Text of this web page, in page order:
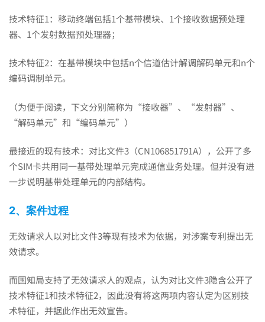
认
定
为
“隐
含
公
开”
了，
技术特征1：移动终端包括1个基带模块、1个接收数据预处理
器、1个发射数据预处理器；
技术特征2：在基带模块中包括n个信道估计解调解码单元和n个
编码调制单元。
（为便于阅读，下文分别简称为“接收器”、“发射器”、
“解码单元”和“编码单元”）
最接近的现有技术：对比文件3（CN106851791A），公开了多
个SIM卡共用同一基带处理单元完成通信业务处理。但并没有进
一步说明基带处理单元的内部结构。
2、案件过程
无效请求人以对比文件3等现有技术为依据，对涉案专利提出无
效请求。
而国知局支持了无效请求人的观点，认为对比文件3隐含公开了
技术特征1和技术特征2，因此没有将这两项内容认定为区别技
术特征，并据此作出无效宣告。